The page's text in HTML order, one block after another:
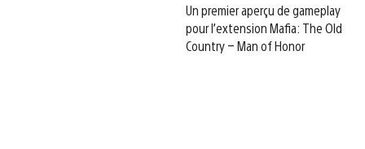
Un premier aperçu de gameplay
pour l’extension Mafia: The Old
Country – Man of Honor